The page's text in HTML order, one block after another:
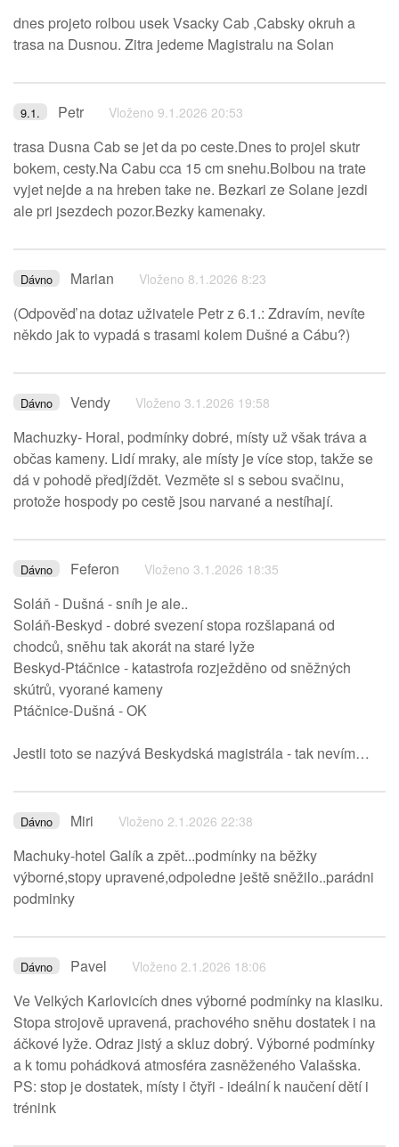
dnes projeto rolbou usek Vsacky Cab ,Cabsky okruh a
trasa na Dusnou. Zitra jedeme Magistralu na Solan
9.1. Petr Vloženo 9.1.2026 20:53
trasa Dusna Cab se jet da po ceste.Dnes to projel skutr
bokem, cesty.Na Cabu cca 15 cm snehu.Bolbou na trate
vyjet nejde a na hreben take ne. Bezkari ze Solane jezdi
ale pri jsezdech pozor.Bezky kamenaky.
Dávno Marian Vloženo 8.1.2026 8:23
(Odpověď na dotaz uživatele Petr z 6.1.: Zdravím, nevíte
někdo jak to vypadá s trasami kolem Dušné a Cábu?)
Dávno Vendy Vloženo 3.1.2026 19:58
Machuzky- Horal, podmínky dobré, místy už však tráva a
občas kameny. Lidí mraky, ale místy je více stop, takže se
dá v pohodě předjíždět. Vezměte si s sebou svačinu,
protože hospody po cestě jsou narvané a nestíhají.
Dávno Feferon Vloženo 3.1.2026 18:35
Soláň - Dušná - sníh je ale..
Soláň-Beskyd - dobré svezení stopa rozšlapaná od
chodců, sněhu tak akorát na staré lyže
Beskyd-Ptáčnice - katastrofa rozježděno od sněžných
skútrů, vyorané kameny
Ptáčnice-Dušná - OK
Jestli toto se nazývá Beskydská magistrála - tak nevím…
Dávno Miri Vloženo 2.1.2026 22:38
Machuky-hotel Galík a zpět...podmínky na běžky
výborné,stopy upravené,odpoledne ještě sněžilo..parádni
podminky
Dávno Pavel Vloženo 2.1.2026 18:06
Ve Velkých Karlovicích dnes výborné podmínky na klasiku.
Stopa strojově upravená, prachového sněhu dostatek i na
áčkové lyže. Odraz jistý a skluz dobrý. Výborné podmínky
a k tomu pohádková atmosféra zasněženého Valašska.
PS: stop je dostatek, místy i čtyři - ideální k naučení dětí i
trénink